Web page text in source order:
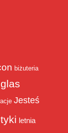
biżuteria
Jesteś
letnia